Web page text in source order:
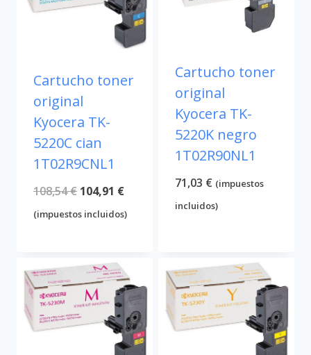
Cartucho toner
original
Kyocera TK-
5220C cian
1T02R9CNL1
108,54€ El
precio
108,54 €.
104,91 €El
precio
104,91 €.
(impuestos incluidos)
Cartucho toner
original
Kyocera TK-
5220K negro
1T02R90NL1
71,03 € (impuestos
incluidos)